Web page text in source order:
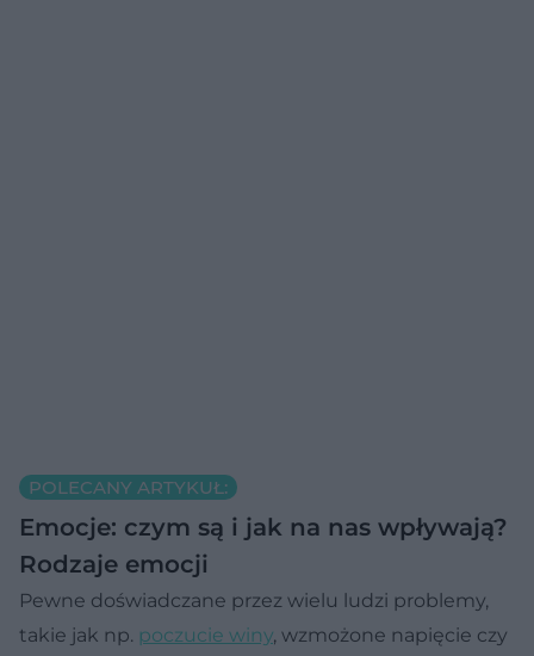
POLECANY ARTYKUŁ:
Emocje: czym są i jak na nas wpływają?
Rodzaje emocji
Pewne doświadczane przez wielu ludzi problemy,
takie jak np. poczucie winy, wzmożone napięcie czy